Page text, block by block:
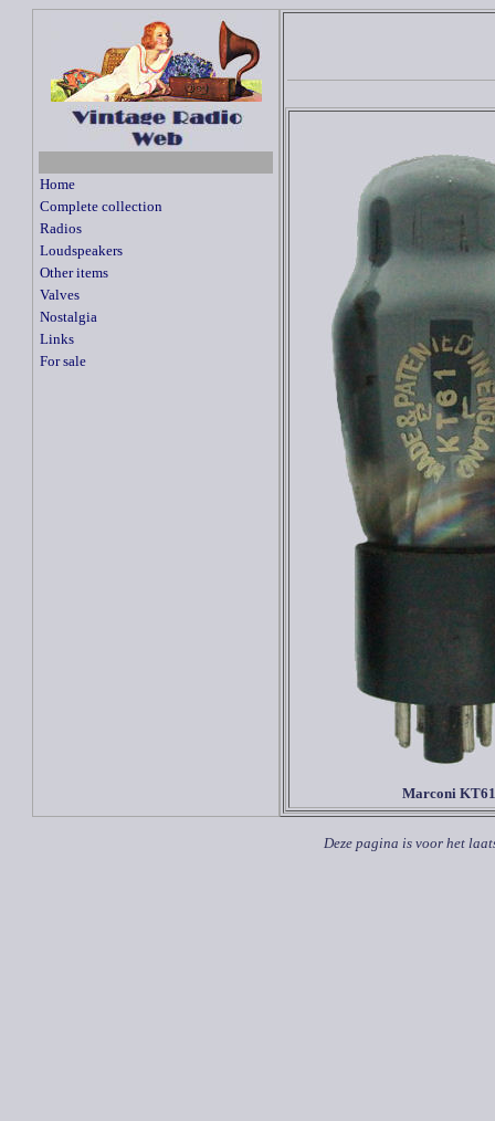
Home
Complete collection
Radios
Loudspeakers
Other items
Valves
Nostalgia
Links
For sale
Marconi KT61
Deze pagina is voor het